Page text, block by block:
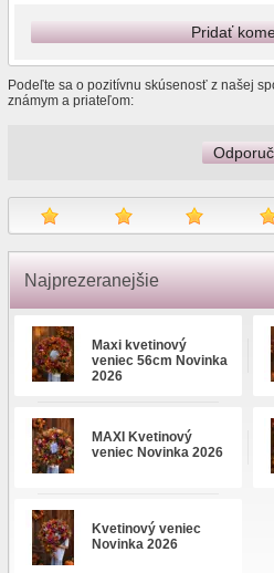
Podeľte sa o pozitívnu skúsenosť z našej
známym a priateľom:
Najprezeranejšie
Maxi kvetinový
veniec 56cm Novinka
2026
MAXI Kvetinový
veniec Novinka 2026
Kvetinový veniec
Novinka 2026
Pridať